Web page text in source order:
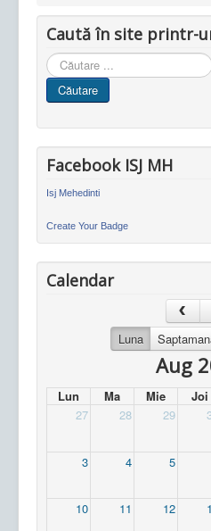
Caută în site printr-
Cauta
in
site
Căutare
Facebook ISJ MH
Isj Mehedinti
Create Your Badge
Calendar
Luna
Aug
Lun Ma Mie Joi
27
28 29
3 4 5
10 11 12